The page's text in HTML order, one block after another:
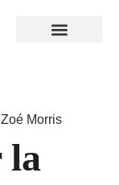
Morris
la